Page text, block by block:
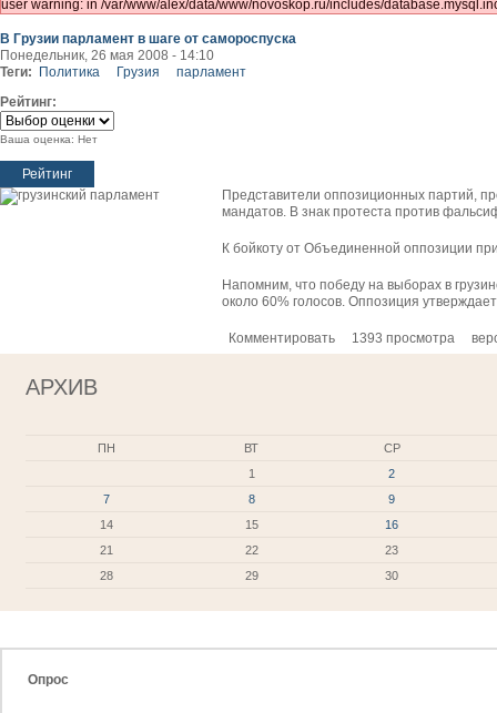
user warning: in /var/www/alex/data/www/novoskop.ru/includes/
В Грузии парламент в шаге от самороспуска
Понедельник, 26 мая 2008 - 14:10
Теги:
Политика Грузия
парламент
Рейтинг:
Ваша оценка: Нет
Представители оппозиционных партий,
мандатов. В знак протеста против
К бойкоту от Объединенной оппозиции
Напомним, что победу на выборах в
около 60% голосов. Оппозиция
Комментировать 1393 просмотра
АРХИВ
ПН ВТ
СР
1
2
7
8
9
14
15
16
21
22
23
28
29 30
Опрос